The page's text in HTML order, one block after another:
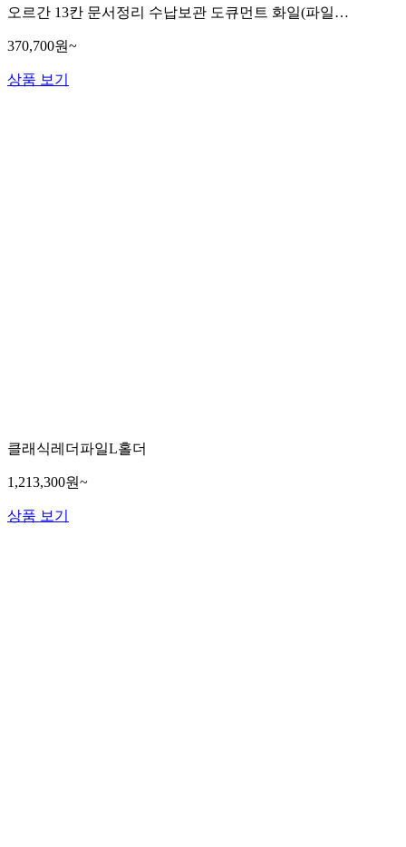
오르간 13칸 문서정리 수납보관 도큐먼트 화일(파일…
370,700원~
상품 보기
클래식레더파일L홀더
1,213,300원~
상품 보기